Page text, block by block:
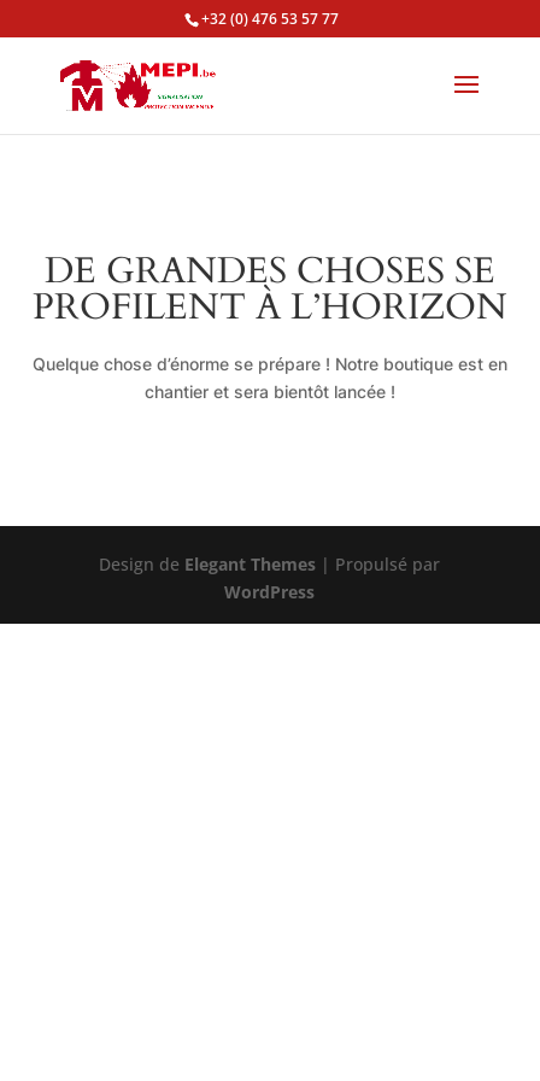
+32 (0) 476 53 57 77
DE GRANDES CHOSES SE
PROFILENT À L’HORIZON
Quelque chose d’énorme se prépare ! Notre boutique est en
chantier et sera bientôt lancée !
Design de Elegant Themes | Propulsé par
WordPress